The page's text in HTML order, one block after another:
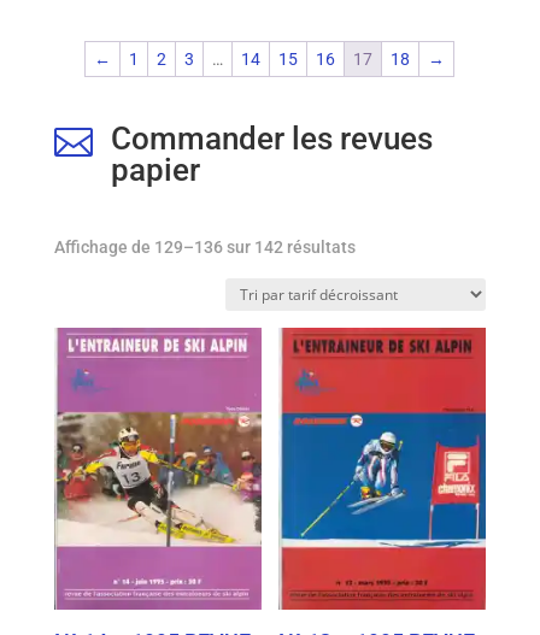
← 1 2 3 … 14 15 16 17 18 →
 Commander les revues
papier
Affichage de 129–136 sur 142 résultatsTrié
prix
décroissant